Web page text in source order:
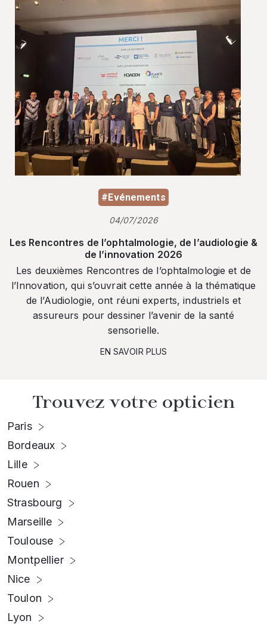
#Evénements
04/07/2026
Les Rencontres de l’ophtalmologie, de l’audiologie &
de l’innovation 2026
Les deuxièmes Rencontres de l’ophtalmologie et de
l’Innovation, qui s’ouvrait cette année à la thématique
de l’Audiologie, ont réuni experts, industriels et
assureurs pour dessiner l’avenir de la santé
sensorielle.
EN SAVOIR PLUS
Trouvez votre opticien
Paris
Bordeaux
Lille
Rouen
Strasbourg
Marseille
Toulouse
Montpellier
Nice
Toulon
Lyon